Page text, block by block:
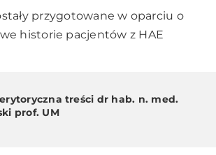
przygotowane w oparciu o
historie pacjentów z HAE
treści dr hab. n. med.
prof. UM